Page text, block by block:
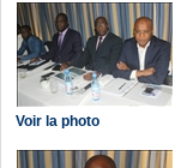
Voir la photo